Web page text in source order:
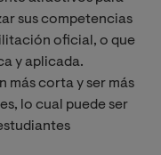
sus competencias
oficial, o que
y aplicada.
más corta y ser más
lo cual puede ser